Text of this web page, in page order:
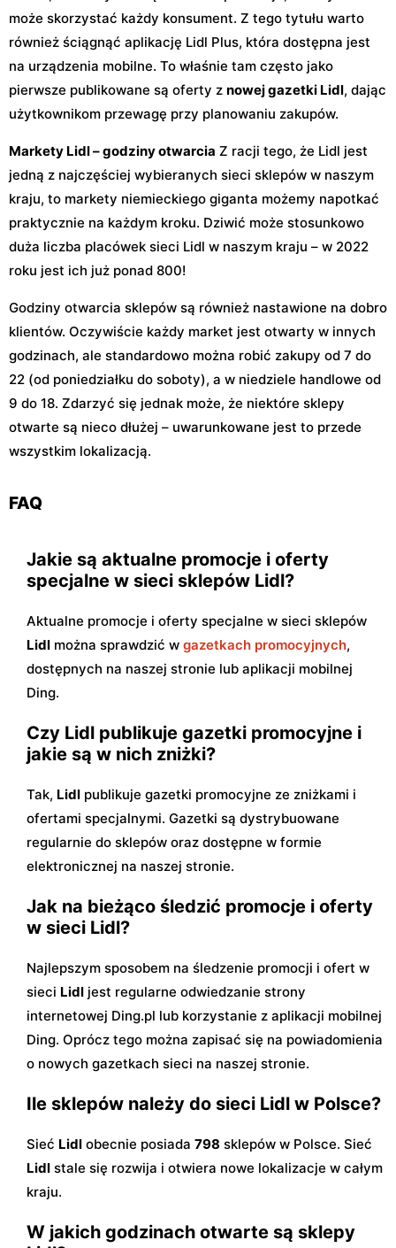
może skorzystać każdy konsument. Z tego tytułu warto
również ściągnąć aplikację Lidl Plus, która dostępna jest
na urządzenia mobilne. To właśnie tam często jako
pierwsze publikowane są oferty z nowej gazetki Lidl, dając
użytkownikom przewagę przy planowaniu zakupów.
Markety Lidl – godziny otwarcia Z racji tego, że Lidl jest
jedną z najczęściej wybieranych sieci sklepów w naszym
kraju, to markety niemieckiego giganta możemy napotkać
praktycznie na każdym kroku. Dziwić może stosunkowo
duża liczba placówek sieci Lidl w naszym kraju – w 2022
roku jest ich już ponad 800!
Godziny otwarcia sklepów są również nastawione na dobro
klientów. Oczywiście każdy market jest otwarty w innych
godzinach, ale standardowo można robić zakupy od 7 do
22 (od poniedziałku do soboty), a w niedziele handlowe od
9 do 18. Zdarzyć się jednak może, że niektóre sklepy
otwarte są nieco dłużej – uwarunkowane jest to przede
wszystkim lokalizacją.
FAQ
Jakie są aktualne promocje i oferty
specjalne w sieci sklepów Lidl?
Aktualne promocje i oferty specjalne w sieci sklepów
Lidl można sprawdzić w gazetkach promocyjnych,
dostępnych na naszej stronie lub aplikacji mobilnej
Ding.
Czy Lidl publikuje gazetki promocyjne i
jakie są w nich zniżki?
Tak, Lidl publikuje gazetki promocyjne ze zniżkami i
ofertami specjalnymi. Gazetki są dystrybuowane
regularnie do sklepów oraz dostępne w formie
elektronicznej na naszej stronie.
Jak na bieżąco śledzić promocje i oferty
w sieci Lidl?
Najlepszym sposobem na śledzenie promocji i ofert w
sieci Lidl jest regularne odwiedzanie strony
internetowej Ding.pl lub korzystanie z aplikacji mobilnej
Ding. Oprócz tego można zapisać się na powiadomienia
o nowych gazetkach sieci na naszej stronie.
Ile sklepów należy do sieci Lidl w Polsce?
Sieć Lidl obecnie posiada 798 sklepów w Polsce. Sieć
Lidl stale się rozwija i otwiera nowe lokalizacje w całym
kraju.
W jakich godzinach otwarte są sklepy